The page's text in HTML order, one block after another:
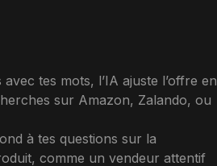
tes mots, l’IA ajuste l’offre en
sur Amazon, Zalando, ou
à tes questions sur la
comme un vendeur attentif